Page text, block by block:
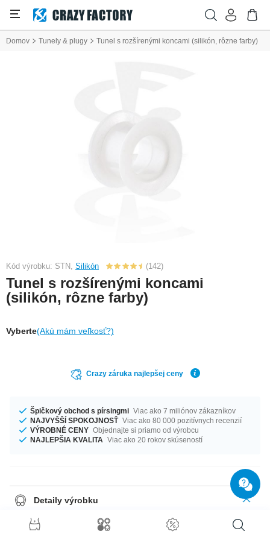
Domov Tunely & plugy Tunel s rozšírenými koncami (silikón, rôzne farby)
Kód výrobku: STN, Silikón (142)
Tunel s rozšírenými koncami
(silikón, rôzne farby)
Vyberte(Akú mám veľkosť?)
Crazy záruka najlepšej ceny
Špičkový obchod s pírsingmi Viac ako 7 miliónov zákazníkov
NAJVYŠŠÍ SPOKOJNOSŤ Viac ako 80 000 pozitívnych recenzií
VÝROBNÉ CENY Objednajte si priamo od výrobcu
NAJLEPŠIA KVALITA Viac ako 20 rokov skúseností
Detaily výrobku
Super comfortable to wear, this silicone tunnel comes in various colours
and sizes. Best grab a couple for a cool new look every day.